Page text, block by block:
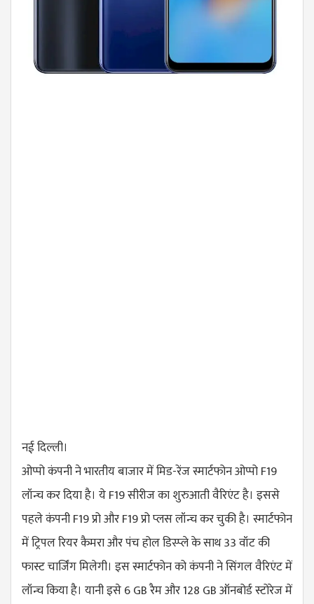
नई दिल्ली।
ओप्पो कंपनी ने भारतीय बाजार में मिड-रेंज स्मार्टफोन ओप्पो F19
लॉन्च कर दिया है। ये F19 सीरीज का शुरुआती वैरिएंट है। इससे
पहले कंपनी F19 प्रो और F19 प्रो प्लस लॉन्च कर चुकी है। स्मार्टफोन
में ट्रिपल रियर कैमरा और पंच होल डिस्प्ले के साथ 33 वॉट की
फास्ट चार्जिंग मिलेगी। इस स्मार्टफोन को कंपनी ने सिंगल वैरिएंट में
लॉन्च किया है। यानी इसे 6 GB रैम और 128 GB ऑनबोर्ड स्टोरेज में